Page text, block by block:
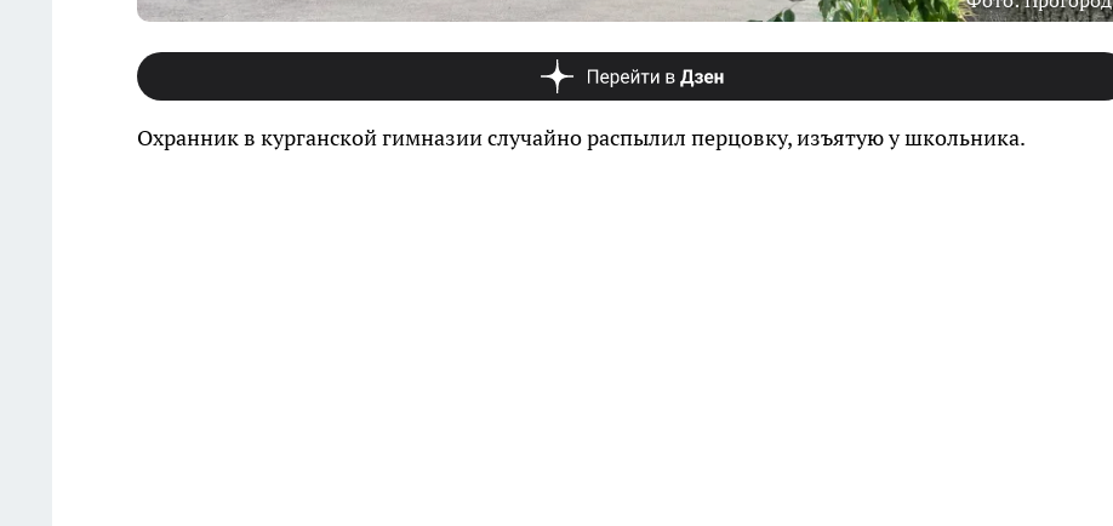
Охранник в курганской гимназии случайно распылил перцовку, изъятую у школьника.